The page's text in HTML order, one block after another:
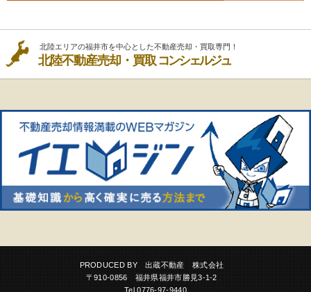
北陸エリアの福井市を中心とした不動産売却・買取専門！
北陸不動産売却・買取 コンシェルジュ
PRODUCED BY 出蔵不動産 株式会社
〒910-0856 福井県福井市勝見3-1-2
Tel.0776-97-9440